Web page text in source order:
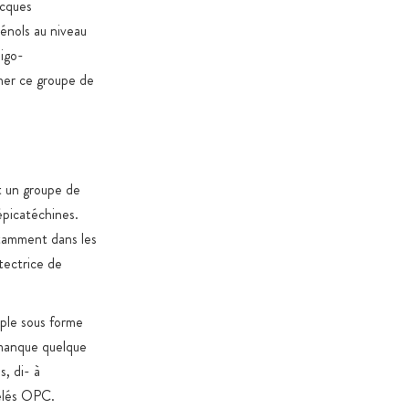
au niveau
ce groupe de
groupe de
dans les
de
sous forme
quelque
di- à
OPC.